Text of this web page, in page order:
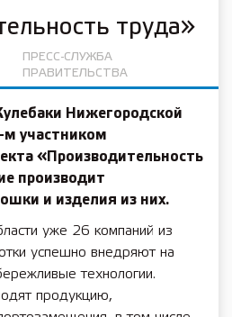
труда»
ПРЕСС-СЛУЖБА
ПРАВИТЕЛЬСТВА
Нижегородской
м участником
«Производительность
производит
и изделия из них.
уже 26 компаний из
успешно внедряют на
технологии.
продукцию,